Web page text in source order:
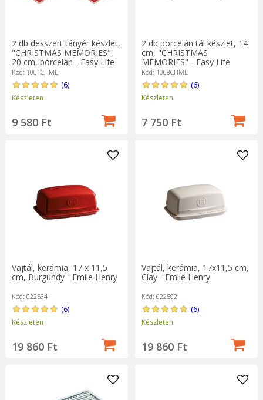
2 db desszert tányér készlet,
"CHRISTMAS MEMORIES",
20 cm, porcelán - Easy Life
márka
Kód: 1001CHME
(6)
Készleten
9 580 Ft
2 db porcelán tál készlet, 14
cm, "CHRISTMAS
MEMORIES" - Easy Life
márka
Kód: 1008CHME
(6)
Készleten
7 750 Ft
Vajtál, kerámia, 17 x 11,5
cm, Burgundy - Emile Henry
Kód: 022534
(6)
Készleten
19 860 Ft
Vajtál, kerámia, 17x11,5 cm,
Clay - Emile Henry
Kód: 022502
(6)
Készleten
19 860 Ft